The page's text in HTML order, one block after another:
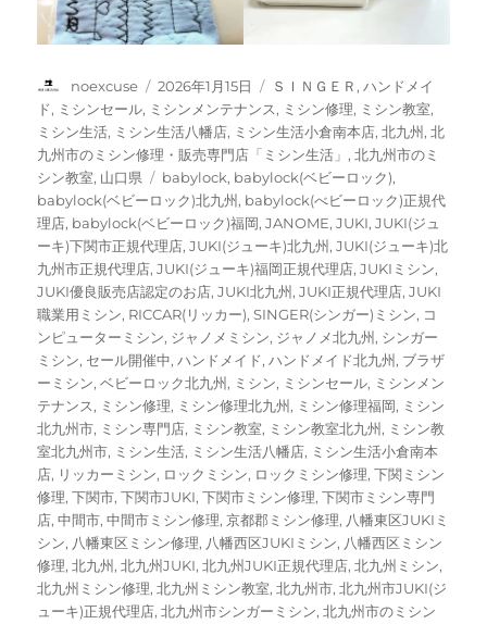
投
稿
者
noexcuse
投
稿
日:
2026年1月15日
カ
テ
ゴ
リ
ー
ＳＩＮＧＥＲ,ハンドメイ
ド, ミシンセール, ミシンメンテナンス, ミシン修理, ミシン教室,
ミシン生活, ミシン生活八幡店, ミシン生活小倉南本店,北九州,北
九州市のミシン修理・販売専門店「ミシン生活」,北九州市のミ
シン教室, 山口県
タ
グ
babylock, babylock(ベビーロック),
babylock(ベビーロック)北九州, babylock(べビーロック)正規代
理店, babylock(ベビーロック)福岡,JANOME,JUKI,JUKI(ジュ
ーキ)下関市正規代理店,JUKI(ジューキ)北九州,JUKI(ジューキ)北
九州市正規代理店,JUKI(ジューキ)福岡正規代理店,JUKIミシン,
JUKI優良販売店認定のお店,JUKI北九州,JUKI正規代理店,JUKI
職業用ミシン, RICCAR(リッカー),SINGER(シンガー)ミシン, コ
ンピューターミシン, ジャノメミシン, ジャノメ北九州, シンガー
ミシン, セール開催中,ハンドメイド,ハンドメイド北九州, ブラザ
ーミシン,ベビーロック北九州, ミシン, ミシンセール, ミシンメン
テナンス, ミシン修理, ミシン修理北九州, ミシン修理福岡, ミシン
北九州市, ミシン専門店, ミシン教室, ミシン教室北九州, ミシン教
室北九州市, ミシン生活, ミシン生活八幡店, ミシン生活小倉南本
店, リッカーミシン, ロックミシン, ロックミシン修理,下関ミシン
修理,下関市,下関市JUKI,下関市ミシン修理,下関市ミシン専門
店,中間市,中間市ミシン修理,京都郡ミシン修理, 八幡東区JUKIミ
シン, 八幡東区ミシン修理, 八幡西区JUKIミシン, 八幡西区ミシン
修理,北九州,北九州JUKI,北九州JUKI正規代理店,北九州ミシン,
北九州ミシン修理,北九州ミシン教室,北九州市,北九州市JUKI(ジ
ューキ)正規代理店,北九州市シンガーミシン,北九州市のミシン